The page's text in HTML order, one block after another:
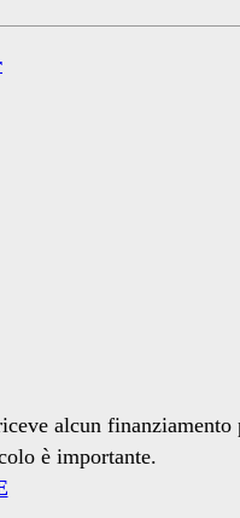
alcun finanziamento
è importante.